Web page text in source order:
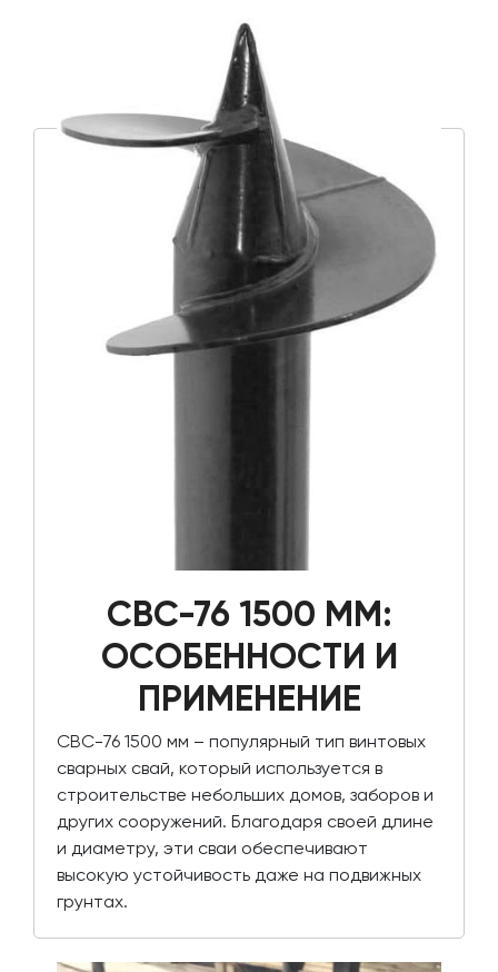
СВС-76 1500 ММ:
ОСОБЕННОСТИ И
ПРИМЕНЕНИЕ
СВС-76 1500 мм – популярный тип винтовых
сварных свай, который используется в
строительстве небольших домов, заборов и
других сооружений. Благодаря своей длине
и диаметру, эти сваи обеспечивают
высокую устойчивость даже на подвижных
грунтах.